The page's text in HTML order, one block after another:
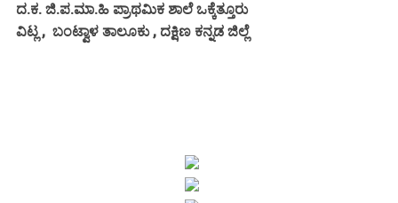
ದ.ಕ. ಜಿ.ಪ.ಮಾ.ಹಿ ಪ್ರಾಥಮಿಕ ಶಾಲೆ ಒಕ್ಕೆತ್ತೂರು
ವಿಟ್ಲ , ಬಂಟ್ವಾಳ ತಾಲೂಕು , ದಕ್ಷಿಣ ಕನ್ನಡ ಜಿಲ್ಲೆ